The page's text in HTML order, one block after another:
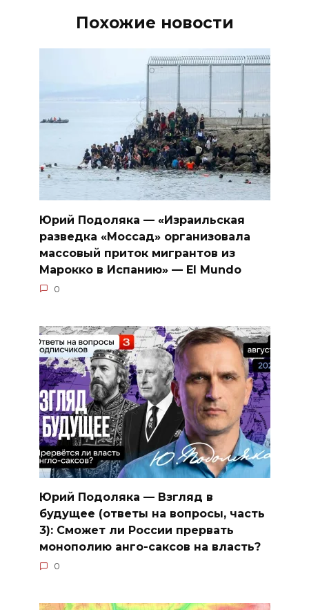
Похожие новости
Юрий Подоляка — «Израильская
разведка «Моссад» организовала
массовый приток мигрантов из
Марокко в Испанию» — El Mundo
0
Юрий Подоляка — Взгляд в
будущее (ответы на вопросы, часть
3): Сможет ли России прервать
монополию анго-саксов на власть?
0